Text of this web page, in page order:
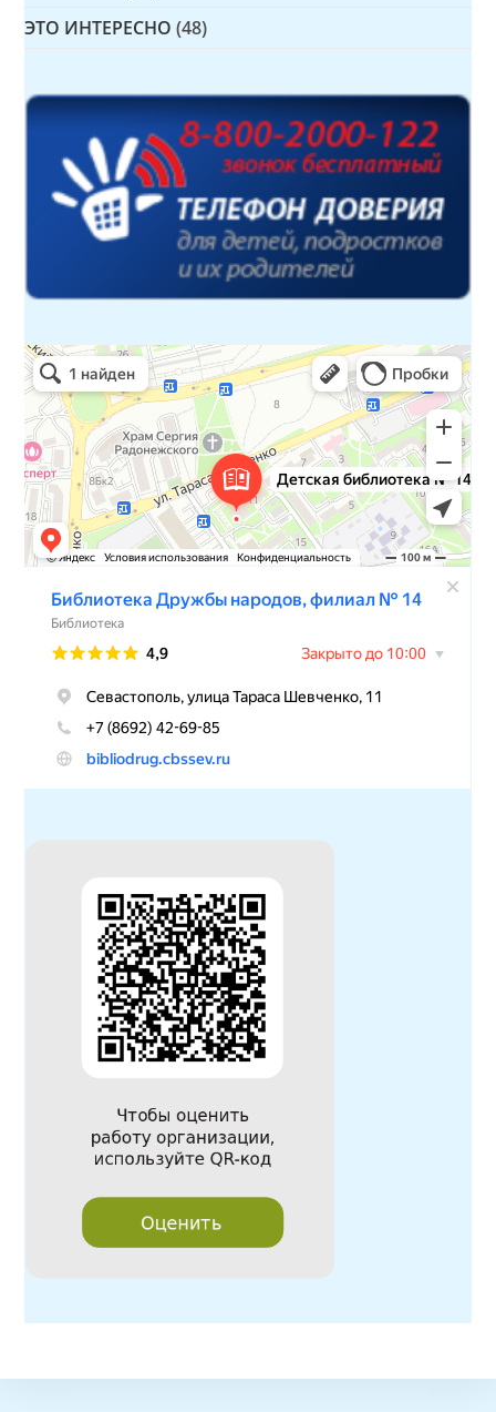
ЭТО ИНТЕРЕСНО (48)
Детская библиотека № 14 Дружбы народов
Библиотека в Севастополе